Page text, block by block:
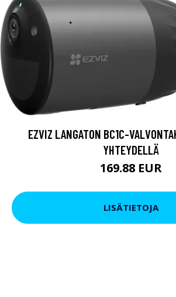
EZVIZ LANGATON BC1C-
YHTEYDELLÄ
169.88 EUR
LISÄTIETOJA